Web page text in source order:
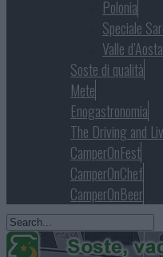
Polonia
Speciale
Valle
Soste di qualità
Mete
Enogastronomia
The Driving and
CamperOnFest
CamperOnChef
CamperOnBeer